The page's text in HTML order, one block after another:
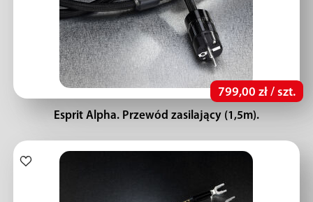
799,00 zł / szt.
Esprit Alpha. Przewód zasilający (1,5m).